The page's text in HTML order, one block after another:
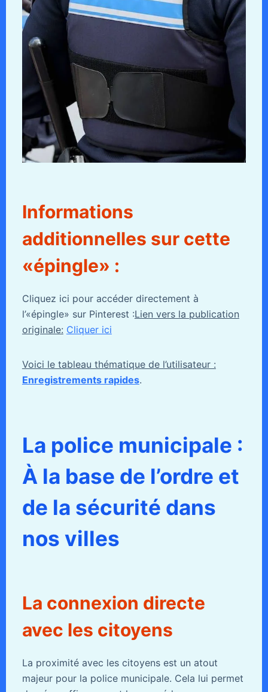
Informations
additionnelles sur cette
«épingle» :
Cliquez ici pour accéder directement à
l’«épingle» sur Pinterest :Lien vers la publication
originale: Cliquer ici
Voici le tableau thématique de l’utilisateur :
Enregistrements rapides.
La police municipale :
À la base de l’ordre et
de la sécurité dans
nos villes
La connexion directe
avec les citoyens
La proximité avec les citoyens est un atout
majeur pour la police municipale. Cela lui permet